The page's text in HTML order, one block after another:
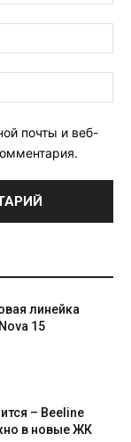
почты и веб-
линейка
15
– Beeline
в новые ЖК